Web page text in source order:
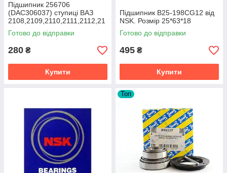
Підшипник 256706
(DAC306037) ступиці ВАЗ
2108,2109,2110,2111,2112,21
13,2114,2115 SPZ 4
Готово до відправки
280 ₴
Купити
Підшипник B25-198CG12 від
NSK. Розмір 25*63*18
Готово до відправки
495 ₴
Купити
Топ